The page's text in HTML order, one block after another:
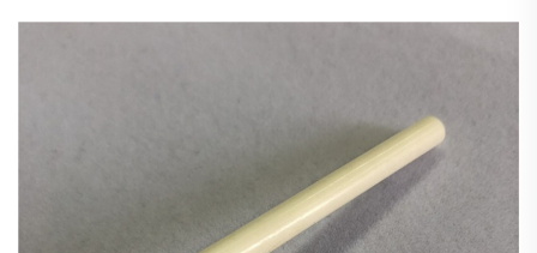
산업용 세라믹의 본질은 미세한 결정 경계와 상 구성의
극한 제어를 통해 금속과 고분자 사이의 성능 한계를 돌
파하는 공학적 해결책으로서 취성 재료를 변환시키는
것이며, 고온 부품의 경량화, 전자 부품의 소형화, 화학